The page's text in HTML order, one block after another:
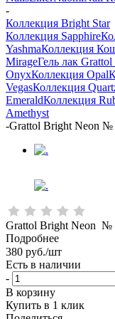
-
Коллекция Bright Star
Коллекция Sapphire
YashmaКоллекция
MirageГель лак
OnyxКоллекция Opal
VegasКоллекция
EmeraldКоллекция
Amethyst
-Grattol Bright Neon №
Grattol Bright Neon №
Подробнее
380 руб./шт
Есть в наличии
-
В корзину
Купить в 1 клик